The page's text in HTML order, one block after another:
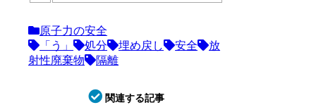
原子力の安全
「う」
処分 埋め戻し 安全
放
射性廃棄物
隔離
関連する記事